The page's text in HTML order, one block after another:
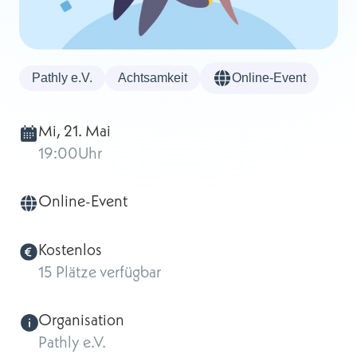
Pathly e.V. Achtsamkeit Online-Event
Mi, 21. Mai
19:00Uhr
Online-Event
Kostenlos
15 Plätze verfügbar
Organisation
Pathly e.V.